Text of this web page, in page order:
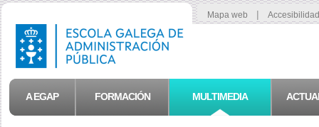
Mapa web |
A EGAP FORMACIÓN MULTIMEDIA